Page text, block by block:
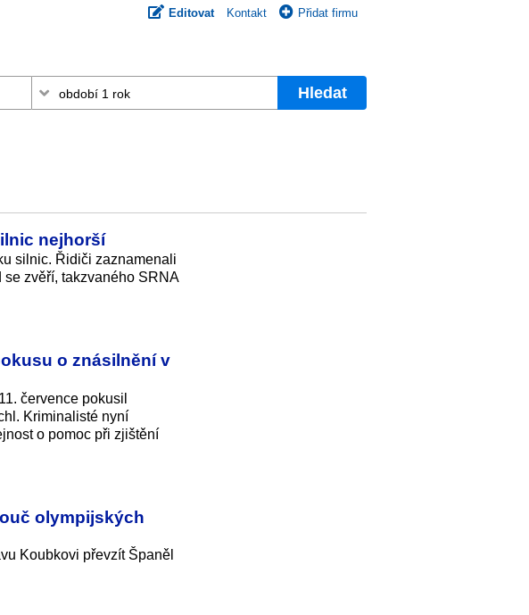
Editovat Kontakt Přidat firmu
Hledat
nejhorší
silnic. Řidiči zaznamenali
zvěří, takzvaného SRNA
o znásilnění v
července pokusil
Kriminalisté nyní
o pomoc při zjištění
olympijských
Koubkovi převzít Španěl